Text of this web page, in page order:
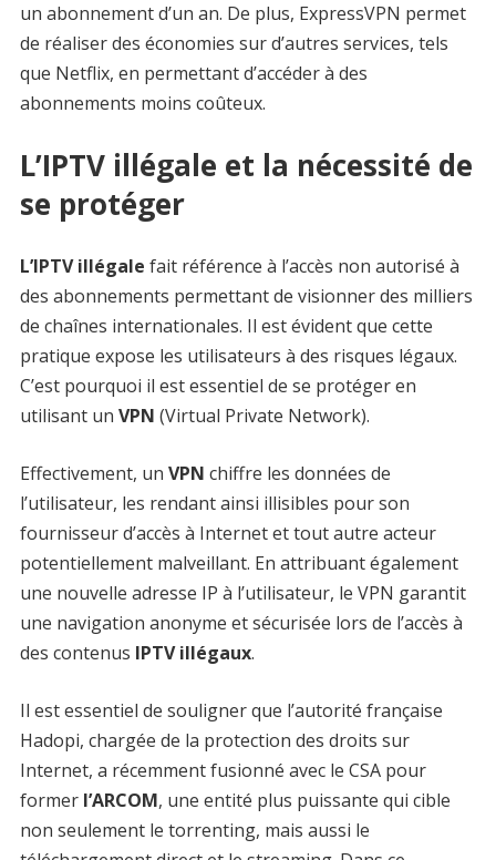
un abonnement d’un an. De plus, ExpressVPN permet
de réaliser des économies sur d’autres services, tels
que Netflix, en permettant d’accéder à des
abonnements moins coûteux.
L’IPTV illégale et la nécessité de
se protéger
L’IPTV illégale fait référence à l’accès non autorisé à
des abonnements permettant de visionner des milliers
de chaînes internationales. Il est évident que cette
pratique expose les utilisateurs à des risques légaux.
C’est pourquoi il est essentiel de se protéger en
utilisant un VPN (Virtual Private Network).
Effectivement, un VPN chiffre les données de
l’utilisateur, les rendant ainsi illisibles pour son
fournisseur d’accès à Internet et tout autre acteur
potentiellement malveillant. En attribuant également
une nouvelle adresse IP à l’utilisateur, le VPN garantit
une navigation anonyme et sécurisée lors de l’accès à
des contenus IPTV illégaux.
Il est essentiel de souligner que l’autorité française
Hadopi, chargée de la protection des droits sur
Internet, a récemment fusionné avec le CSA pour
former l’ARCOM, une entité plus puissante qui cible
non seulement le torrenting, mais aussi le